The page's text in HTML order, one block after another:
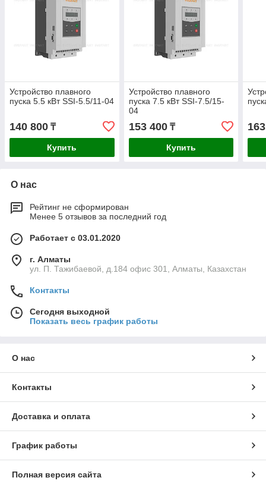
Устройство плавного
пуска 5.5 кВт SSI-5.5/11-04
140 800 ₸
Купить
Устройство плавного
пуска 7.5 кВт SSI-7.5/15-
04
153 400₸
Купить
О нас
Рейтинг не сформирован
Менее 5 отзывов за последний год
Работает с 03.01.2020
г. Алматы
ул. П. Тажибаевой, д.184 офис 301, Алматы, Казахстан
Контакты
Сегодня выходной
Показать весь график работы
О нас
Контакты
Доставка и оплата
График работы
Полная версия сайта